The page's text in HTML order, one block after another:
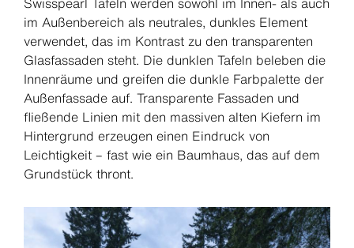
im Außenbereich als neutrales, dunkles Element
verwendet, das im Kontrast zu den transparenten
Glasfassaden steht. Die dunklen Tafeln beleben die
Innenräume und greifen die dunkle Farbpalette der
Außenfassade auf. Transparente Fassaden und
fließende Linien mit den massiven alten Kiefern im
Hintergrund erzeugen einen Eindruck von
Leichtigkeit – fast wie ein Baumhaus, das auf dem
Grundstück thront.